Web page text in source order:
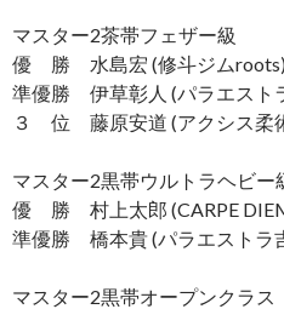
マスター2茶帯フェザー級
優 勝 水島宏 (修斗ジムroots)
準優勝 伊草彰人 (パラエスト
３ 位 藤原安道 (アクシス柔
マスター2黒帯ウルトラヘビー
優 勝 村上太郎 (CARPE
準優勝 橋本貴 (パラエストラ
マスター2黒帯オープンクラス